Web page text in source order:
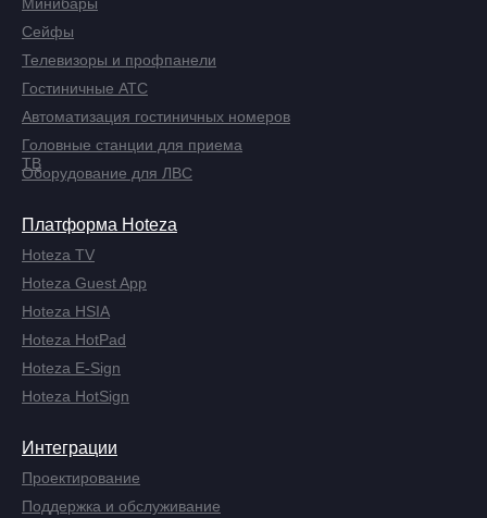
Минибары
Сейфы
Телевизоры и профпанели
Гостиничные АТС
Головные станции для приема
ТВ
Оборудование для ЛВС
Платформа Hoteza
Hoteza TV
Hoteza Guest App
Hoteza HSIA
Hoteza HotPad
Hoteza E-Sign
Hoteza HotSign
Интеграции
Проектирование
Поддержка и обслуживание
Автоматизация гостиничных номеров